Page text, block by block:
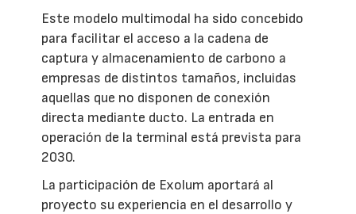
Este modelo multimodal ha sido concebido
para facilitar el acceso a la cadena de
captura y almacenamiento de carbono a
empresas de distintos tamaños, incluidas
aquellas que no disponen de conexión
directa mediante ducto. La entrada en
operación de la terminal está prevista para
2030.
La participación de Exolum aportará al
proyecto su experiencia en el desarrollo y